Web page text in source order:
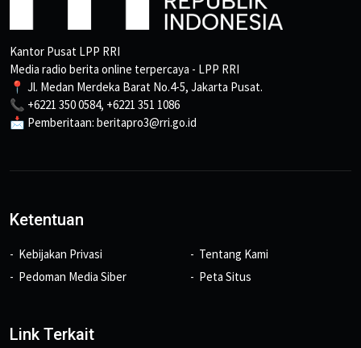
Kantor Pusat LPP RRI
Media radio berita online terpercaya - LPP RRI
📍 Jl. Medan Merdeka Barat No.4-5, Jakarta Pusat.
📞 +6221 350 0584, +6221 351 1086
📩 Pemberitaan: beritapro3@rri.go.id
Ketentuan
Kebijakan Privasi
Pedoman Media Siber
Tentang Kami
Peta Situs
Link Terkait